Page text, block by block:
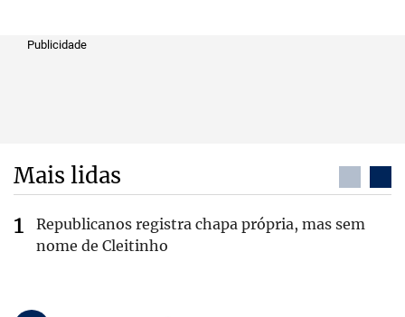
Publicidade
Mais lidas
Republicanos registra chapa própria, mas sem
nome de Cleitinho